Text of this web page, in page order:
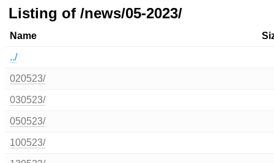
Listing of /news/05-2023/
Name
../
020523/
030523/
050523/
100523/